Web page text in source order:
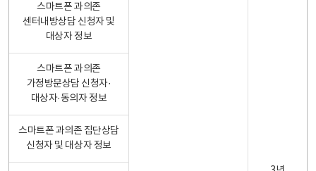
스마트폰 과의존
센터내방상담 신청자 및
대상자 정보
스마트폰 과의존
가정방문상담 신청자·
대상자·동의자 정보
스마트폰 과의존 집단상담
신청자 및 대상자 정보